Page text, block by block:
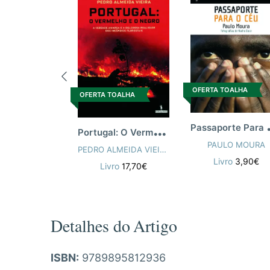
OFERTA TOALHA
P
ortugal: O Vermelho E O Negro
PEDRO ALMEIDA VIEIRA
Livro 17,70€
OFERTA TOALHA
PAULO MOURA
Livro 3,90€
Detalhes do Artigo
ISBN: 9789895812936